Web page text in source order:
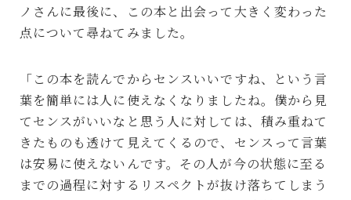
ノさんに最後に、この本と出会って大きく変わった
点について尋ねてみました。
「この本を読んでからセンスいいですね、という言
葉を簡単には人に使えなくなりましたね。僕から見
てセンスがいいなと思う人に対しては、積み重ねて
きたものも透けて見えてくるので、センスって言葉
は安易に使えないんです。その人が今の状態に至る
までの過程に対するリスペクトが抜け落ちてしまう